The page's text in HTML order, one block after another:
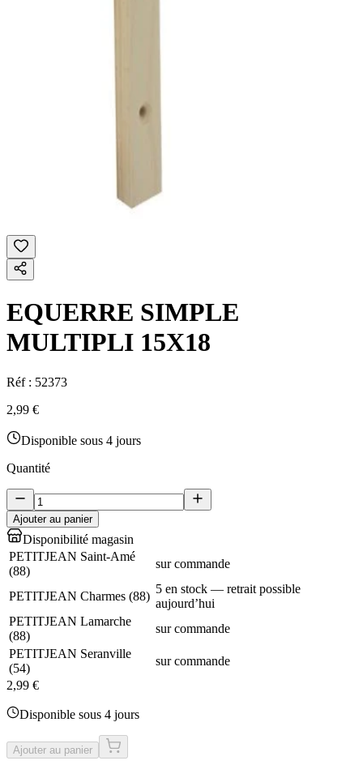
EQUERRE SIMPLE
MULTIPLI 15X18
Réf : 52373
2,99 €
Disponible sous 4 jours
Quantité
Ajouter au panier
Disponibilité magasin
PETITJEAN Saint-Amé
(88)
sur commande
PETITJEAN Charmes (88)
5 en stock — retrait possible
aujourd’hui
PETITJEAN Lamarche
(88)
sur commande
PETITJEAN Seranville
(54)
sur commande
2,99 €
Disponible sous 4 jours
Ajouter au panier